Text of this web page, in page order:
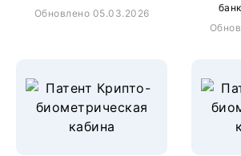
Обновлено 05.03.2026